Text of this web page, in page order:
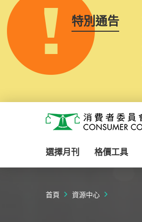
特別通告
消費者委員會
選擇月刊 格價工具
首頁 資源中心